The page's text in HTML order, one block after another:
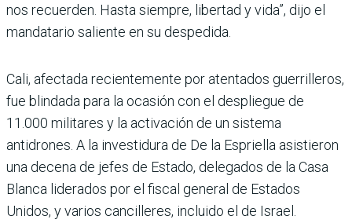
nos recuerden. Hasta siempre, libertad y vida”, dijo el
man­datario saliente en su despe­dida.
Cali, afectada recientemente por atentados guerrilleros,
fue blindada para la ocasión con el despliegue de
11.000 militares y la activación de un sistema
antidrones. A la investidura de De la Esprie­lla asistieron
una decena de jefes de Estado, delegados de la Casa
Blanca liderados por el fiscal general de Estados
Unidos, y varios cancilleres, incluido el de Israel.